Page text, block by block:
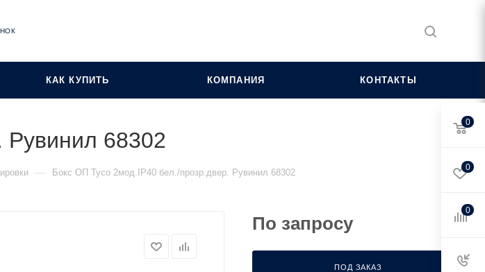
КАК КУПИТЬ КОМПАНИЯ КОНТАКТЫ
Рувинил 68302
— Бокс ОП Тусо 2мод.IP40 бел./прозр.двер. Рувинил 68302
По запросу
ПОД ЗАКАЗ
0
0
0